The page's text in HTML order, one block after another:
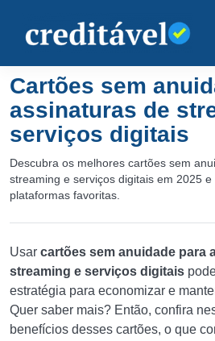
Cartões sem
assinaturas de
serviços digitais
Descubra os melhores cartões sem
streaming e serviços digitais em 2025
plataformas favoritas.
Usar cartões sem anuidade para
streaming e serviços digitais
estratégia para economizar e
Quer saber mais? Então, confira
benefícios desses cartões, o que